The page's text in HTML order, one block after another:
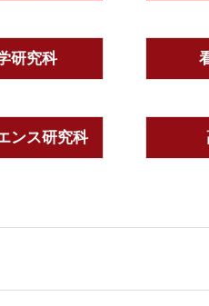
研究科
ンス研究科